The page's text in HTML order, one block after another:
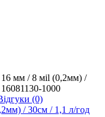
16 мм / 8 мil (0,2мм) /
1000
(0)